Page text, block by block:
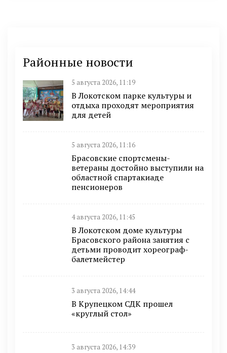
Районные новости
5 августа 2026, 11:19
В Локотском парке культуры и
отдыха проходят мероприятия
для детей
5 августа 2026, 11:16
Брасовские спортсмены-
ветераны достойно выступили на
областной спартакиаде
пенсионеров
4 августа 2026, 11:45
В Локотском доме культуры
Брасовского района занятия с
детьми проводит хореограф-
балетмейстер
3 августа 2026, 14:44
В Крупецком СДК прошел
«круглый стол»
3 августа 2026, 14:39